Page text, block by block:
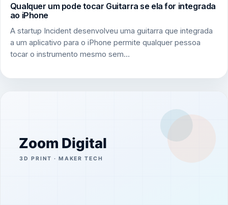
Qualquer um pode tocar Guitarra se ela for integrada
ao iPhone
A startup Incident desenvolveu uma guitarra que integrada
a um aplicativo para o iPhone permite qualquer pessoa
tocar o instrumento mesmo sem…